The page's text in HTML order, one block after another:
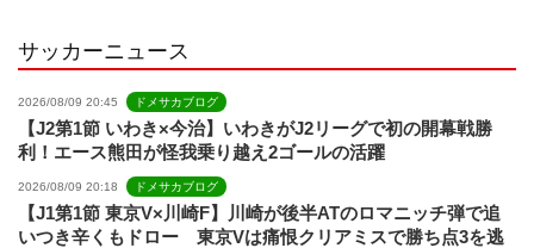
サッカーニュース
2026/08/09 20:45 ドメサカブログ
【J2第1節 いわき×今治】いわきがJ2リーグで初の開幕戦勝
利！エース熊田が怪我乗り越え2ゴールの活躍
2026/08/09 20:18 ドメサカブログ
【J1第1節 東京V×川崎F】川崎が後半ATのロマニッチ弾で追
いつき辛くもドロー 東京Vは痛恨クリアミスで勝ち点3を逃